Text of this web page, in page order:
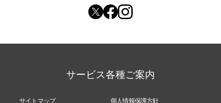
サービス各種ご案内
サイトマップ
個人情報保護方針